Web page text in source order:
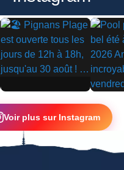
▶
▶
Voir plus sur Instagram